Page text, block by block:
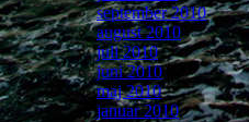
september 2010
august 2010
juli 2010
juni 2010
maj 2010
januar 2010